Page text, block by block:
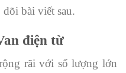
bài viết sau.
điện từ
rãi với số lượng lớn